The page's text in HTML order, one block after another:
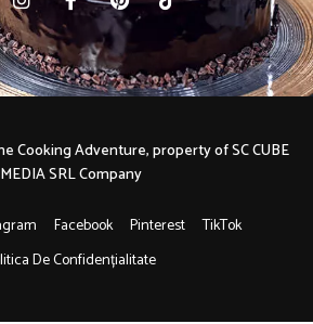
Facebook Pinterest
TikTok
De Confidențialitate
Cooking Adventure, property of SC CUBE
MEDIA SRL Company